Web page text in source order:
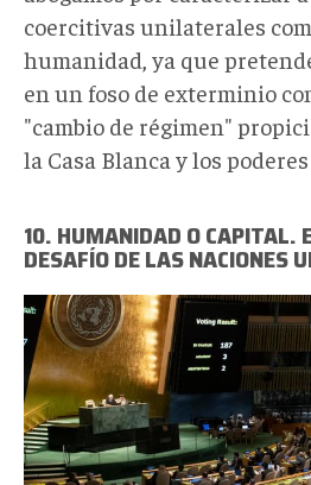
coercitivas unilaterales
humanidad, ya que
en un foso de exterminio
"cambio de régimen"
la Casa Blanca y los
10. HUMANIDAD O CAPITAL.
DESAFÍO DE LAS NACIONES
ONUAsamblea.jpg